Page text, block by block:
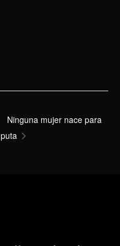
Ninguna mujer nace para
puta